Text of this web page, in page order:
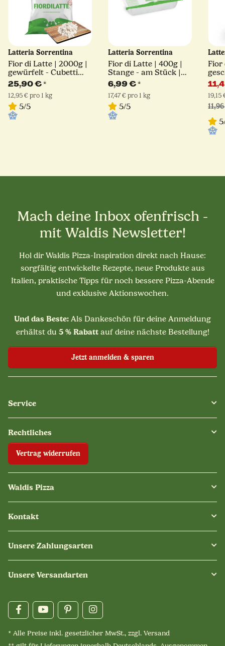
Latteria Sorrentina
Fior di Latte | 2000g |
gewürfelt - Cubetti
Schnitt | Latteria
Sorrentina
25,90 €*
12,95 € pro 1 kg
5/5
Latteria Sorrentina
Fior di Latte | 400g |
Stange - am Stück |
Latteria Sorrentina
6,99 €*
17,47 € pro 1 kg
5/5
Fior
19,15
Mach deine Inbox ofenfrisch -
mit Waldis Newsletter!
Hol dir Waldis Pizza-Inspiration direkt nach Hause:
sorgfältig entwickelte Rezepte, neue Produkte aus
Italien, praktische Tipps für noch bessere Pizza-Abende
und exklusive Aktionswochen.
Und das Beste: Als Dankeschön für deine Anmeldung
erhältst du 5 % Rabattauf deine nächste Bestellung!
Jetzt anmelden & sparen
Service
Rechtliches
Vertrag widerrufen
Waldis Pizza
Kontakt
Unsere Zahlungsarten
Unsere Versandarten
* Alle Preise inkl. gesetzlicher MwSt., zzgl. Versand